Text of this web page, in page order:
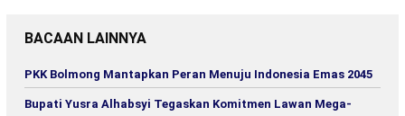
BACAAN LAINNYA
PKK Bolmong Mantapkan Peran Menuju Indonesia Emas 2045
Bupati Yusra Alhabsyi Tegaskan Komitmen Lawan Mega-